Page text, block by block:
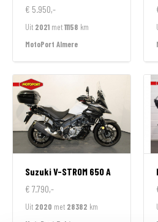
€ 5.950,-
Uit 2021 met11158 km
MotoPort Almere
SuzukiV-STROM 650 A
€ 7.790,-
Uit 2020 met 28382 km